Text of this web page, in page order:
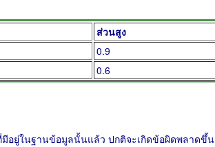
ส่วนสูง
0.9
0.6
อยู่ในฐานข้อมูลนั้นแล้ว ปกติจะเกิดข้อผิดพลาดขึ้น